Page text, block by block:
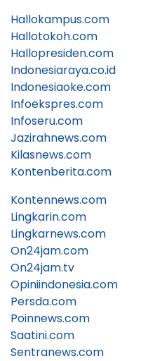
Hallokampus.com
Hallotokoh.com
Hallopresiden.com
Indonesiaraya.co.id
Indonesiaoke.com
Infoekspres.com
Infoseru.com
Jazirahnews.com
Kilasnews.com
Kontenberita.com
Kontennews.com
Lingkarin.com
Lingkarnews.com
On24jam.com
On24jam.tv
Opiniindonesia.com
Persda.com
Poinnews.com
Saatini.com
Sentranews.com